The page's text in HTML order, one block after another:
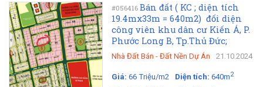
#056416 Bán đất ( KC ; diện tích
19.4mx33m = 640m2) đối diện
công viên khu dân cư Kiến Á, P.
Phước Long B, Tp.Thủ Đức;
Nhà Đất Bán - Đất Nền Dự Án 21.10.2024
Giá: 66 Triệu/m2 Diện tích: 640m2